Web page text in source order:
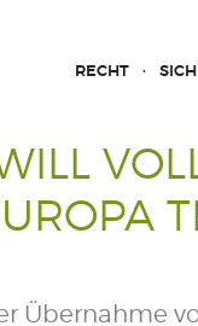
RECHT
Übernahme